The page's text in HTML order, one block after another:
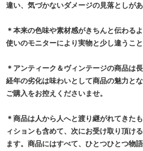
違い、気づかないダメージの見落としが
＊本来の色味や素材感がきちんと伝わる
使いのモニターにより実物と少し違うこ
＊アンティーク＆ヴィンテージの商品は
経年の劣化は味わいとして商品の魅力と
ご購入をお控えくださいませ。
＊商品は人から人へと渡り継がれてきた
ィションも含めて、次にお受け取り頂け
ます。商品にはすべて、ひとつひとつ物